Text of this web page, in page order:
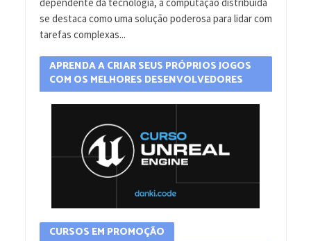
se destaca como uma solução poderosa para lidar com
tarefas complexas...
APRENDA A CRIAR SEUS PRÓPRIOS JOGOS
COM OS MELHORES DESENVOLVEDORES
CURSOS EM PROMOÇÃO